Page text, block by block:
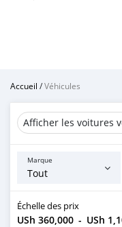
Accueil /Véhicules
Afficher les voitures
Marque
Échelle des prix
USh 360,000 - USh